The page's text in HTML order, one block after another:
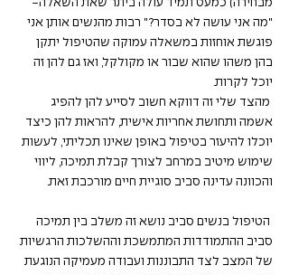
מבחירה) כמעט תמיד עולה ביתר שאת השאלה-
"מה אני עושה לא בסדר?" רבות מהנשים אותן אני
פוגשת אוחזות במשאלה עמוקה שהטיפול יתקן
בהן משהו שהוא שבור או מקולקל, ואז גם להן זה
יוכל לקרות.
מהצד שלי זה דווקא חשוב לסייע להן להפיג
אשמה ותחושת אחריות אישית, להראות להן כיצד
יוכלו להיעזר בטיפול באופן שאינו תכליתי, לעשות
שימוש מיטיב במרחב לצורך קבלת תמיכה, ליווי
והכוונה עדינה סביב סוגיית חיים מורכבת זאת.
הטיפול בנשים סביב נושא זה משלב בין תמיכה
סביב ההתמודדות המתמשכת וההשלכות הרגשיות
של המצב לצד התבוננות ועבודה מעמיקה הנוגעת